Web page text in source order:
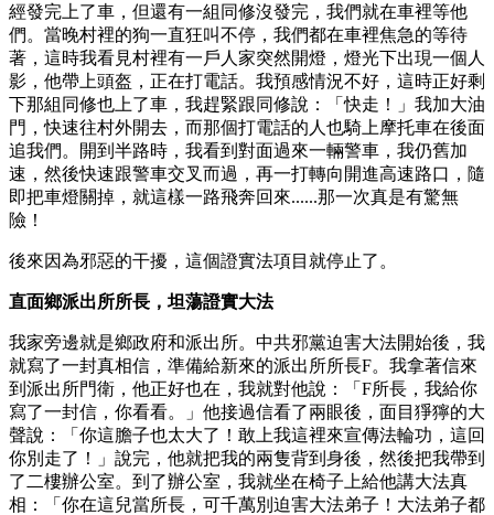
經發完上了車，但還有一組同修沒發完，我們就在車裡等他
們。當晚村裡的狗一直狂叫不停，我們都在車裡焦急的等待
著，這時我看見村裡有一戶人家突然開燈，燈光下出現一個人
影，他帶上頭盔，正在打電話。我預感情況不好，這時正好剩
下那組同修也上了車，我趕緊跟同修說：「快走！」我加大油
門，快速往村外開去，而那個打電話的人也騎上摩托車在後面
追我們。開到半路時，我看到對面過來一輛警車，我仍舊加
速，然後快速跟警車交叉而過，再一打轉向開進高速路口，隨
即把車燈關掉，就這樣一路飛奔回來......那一次真是有驚無
險！
後來因為邪惡的干擾，這個證實法項目就停止了。
直面鄉派出所所長，坦蕩證實大法
我家旁邊就是鄉政府和派出所。中共邪黨迫害大法開始後，我
就寫了一封真相信，準備給新來的派出所所長F。我拿著信來
到派出所門衛，他正好也在，我就對他說：「F所長，我給你
寫了一封信，你看看。」他接過信看了兩眼後，面目猙獰的大
聲說：「你這膽子也太大了！敢上我這裡來宣傳法輪功，這回
你別走了！」說完，他就把我的兩隻背到身後，然後把我帶到
了二樓辦公室。到了辦公室，我就坐在椅子上給他講大法真
相：「你在這兒當所長，可千萬別迫害大法弟子！大法弟子都